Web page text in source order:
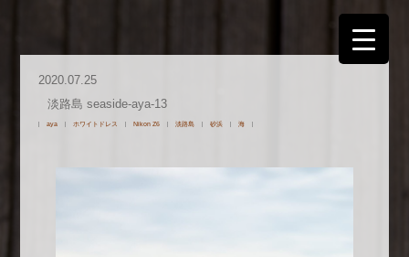
2020.07.25
淡路島 seaside-aya-13
aya ホワイトドレス Nikon Z6 淡路島 砂浜 海